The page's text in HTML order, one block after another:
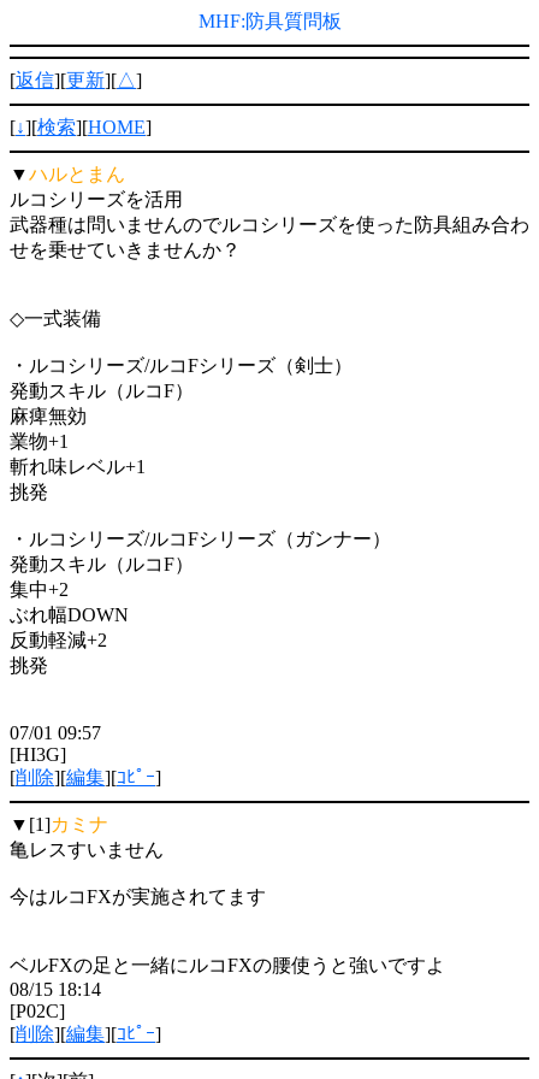
MHF:防具質問板
[返信][更新][△]
[↓][検索][HOME]
▼ハルとまん
ルコシリーズを活用
武器種は問いませんのでルコシリーズを使った防具組み合わ
せを乗せていきませんか？
◇一式装備
・ルコシリーズ/ルコFシリーズ（剣士）
発動スキル（ルコF）
麻痺無効
業物+1
斬れ味レベル+1
挑発
・ルコシリーズ/ルコFシリーズ（ガンナー）
発動スキル（ルコF）
集中+2
ぶれ幅DOWN
反動軽減+2
挑発
07/01 09:57
[HI3G]
[削除][編集][ｺﾋﾟｰ]
▼[1]カミナ
亀レスすいません
今はルコFXが実施されてます
ベルFXの足と一緒にルコFXの腰使うと強いですよ
08/15 18:14
[P02C]
[削除][編集][ｺﾋﾟｰ]